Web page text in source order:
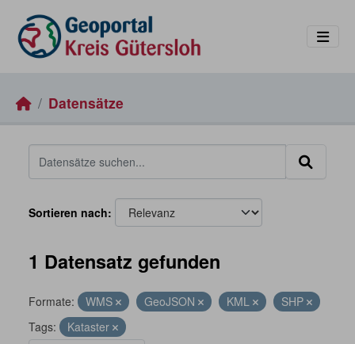
Datensätze
Sortieren nach
1 Datensatz gefunden
Formate: WMS GeoJSON KML
SHP
Tags:
Kataster